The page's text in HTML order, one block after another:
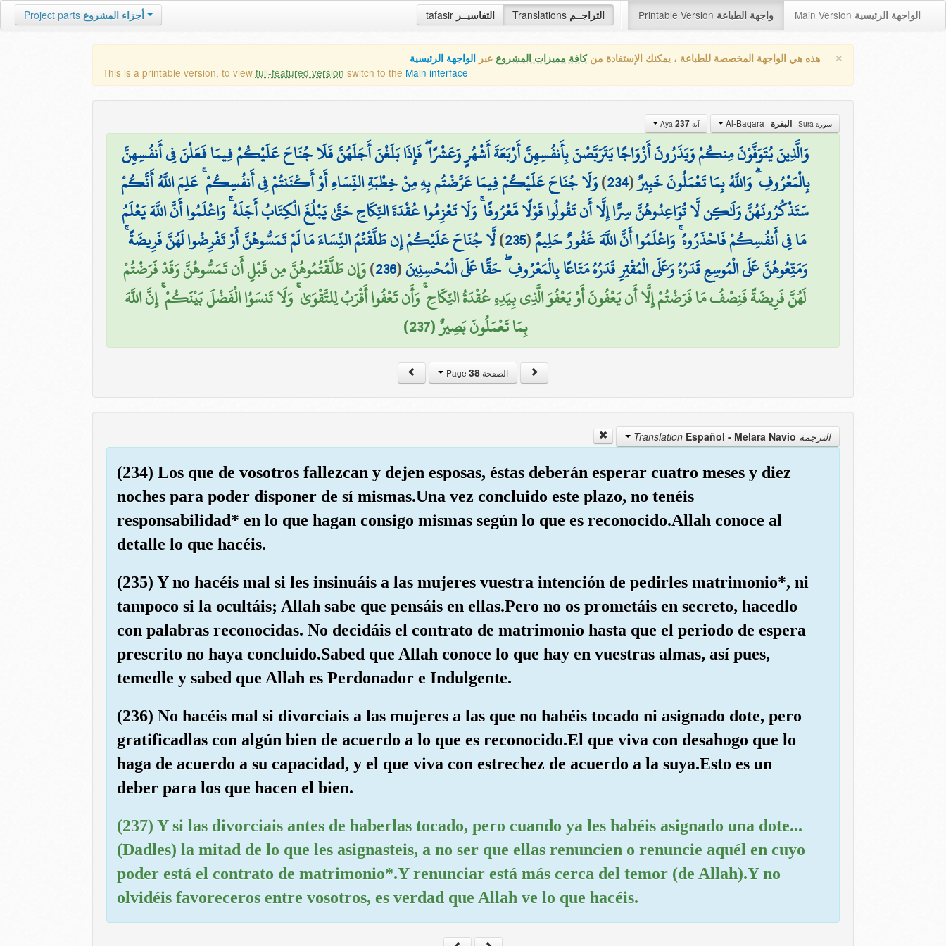
tafasir التفاسيــر Translations التراجــم Printable Version واجهة الطباعة Main Version الواجهة الرئيسية Project parts أجزاء المشروع
× هذه هي الواجهة المخصصة للطباعة ، يمكنك الإستفادة منكافة مميزات المشروع عبر الواجهة الرئيسية
This is a printable version, to view full-featured version switch to the Main interface
سورة Sura البقرة آية Aya 237
وَالَّذِينَ يُتَوَفَّوْنَ مِنكُمْ وَيَذَرُونَ أَزْوَاجًا يَتَرَبَّصْنَ بِأَنفُسِهِنَّ أَرْبَعَةَ أَشْهُرٍ وَعَشْرًا ۖ فَإِذَا بَلَغْنَ أَجَلَهُنَّ فَلَا جُنَاحَ عَلَيْكُمْ فِيمَا فَعَلْنَ فِي أَنفُسِهِنَّ
بِالْمَعْرُوفِ ۗ وَاللَّهُ بِمَا تَعْمَلُونَ خَبِيرٌ(
234
)وَلَا جُنَاحَ عَلَيْكُمْ فِيمَا عَرَّضْتُم بِهِ مِنْ خِطْبَةِ النِّسَاءِ أَوْ أَكْنَنتُمْ فِي أَنفُسِكُمْ ۚ عَلِمَ اللَّهُ أَنَّكُمْ
سَتَذْكُرُونَهُنَّ وَلَٰكِن لَّا تُوَاعِدُوهُنَّ سِرًّا إِلَّا أَن تَقُولُوا قَوْلًا مَّعْرُوفًا ۚ وَلَا تَعْزِمُوا عُقْدَةَ النِّكَاحِ حَتَّىٰ يَبْلُغَ الْكِتَابُ أَجَلَهُ ۚ وَاعْلَمُوا أَنَّ اللَّهَ يَعْلَمُ
مَا فِي أَنفُسِكُمْ فَاحْذَرُوهُ ۚ وَاعْلَمُوا أَنَّ اللَّهَ غَفُورٌ حَلِيمٌ(
235
)لَّا جُنَاحَ عَلَيْكُمْ إِن طَلَّقْتُمُ النِّسَاءَ مَا لَمْ تَمَسُّوهُنَّ أَوْ تَفْرِضُوا لَهُنَّ فَرِيضَةً ۚ
وَمَتِّعُوهُنَّ عَلَى الْمُوسِعِ قَدَرُهُ وَعَلَى الْمُقْتِرِ قَدَرُهُ مَتَاعًا بِالْمَعْرُوفِ ۖ حَقًّا عَلَى الْمُحْسِنِينَ(
236
)وَإِن طَلَّقْتُمُوهُنَّ مِن قَبْلِ أَن تَمَسُّوهُنَّ وَقَدْ فَرَضْتُمْ
لَهُنَّ فَرِيضَةً فَنِصْفُ مَا فَرَضْتُمْ إِلَّا أَن يَعْفُونَ أَوْ يَعْفُوَ الَّذِي بِيَدِهِ عُقْدَةُ النِّكَاحِ ۚ وَأَن تَعْفُوا أَقْرَبُ لِلتَّقْوَىٰ ۚ وَلَا تَنسَوُا الْفَضْلَ بَيْنَكُمْ ۚ إِنَّ اللَّهَ
بِمَا تَعْمَلُونَ بَصِيرٌ (237)
الصفحة Page38
الترجمة Translation Español - Melara Navio
(234) Los que de vosotros fallezcan y dejen esposas, éstas deberán esperar cuatro meses y diez
noches para poder disponer de sí mismas.Una vez concluido este plazo, no tenéis
responsabilidad* en lo que hagan consigo mismas según lo que es reconocido.Allah conoce al
detalle lo que hacéis.
(235) Y no hacéis mal si les insinuáis a las mujeres vuestra intención de pedirles matrimonio*, ni
tampoco si la ocultáis; Allah sabe que pensáis en ellas.Pero no os prometáis en secreto, hacedlo
con palabras reconocidas. No decidáis el contrato de matrimonio hasta que el periodo de espera
prescrito no haya concluido.Sabed que Allah conoce lo que hay en vuestras almas, así pues,
temedle y sabed que Allah es Perdonador e Indulgente.
(236) No hacéis mal si divorciais a las mujeres a las que no habéis tocado ni asignado dote, pero
gratificadlas con algún bien de acuerdo a lo que es reconocido.El que viva con desahogo que lo
haga de acuerdo a su capacidad, y el que viva con estrechez de acuerdo a la suya.Esto es un
deber para los que hacen el bien.
(237) Y si las divorciais antes de haberlas tocado, pero cuando ya les habéis asignado una dote...
(Dadles) la mitad de lo que les asignasteis, a no ser que ellas renuncien o renuncie aquél en cuyo
poder está el contrato de matrimonio*.Y renunciar está más cerca del temor (de Allah).Y no
olvidéis favoreceros entre vosotros, es verdad que Allah ve lo que hacéis.